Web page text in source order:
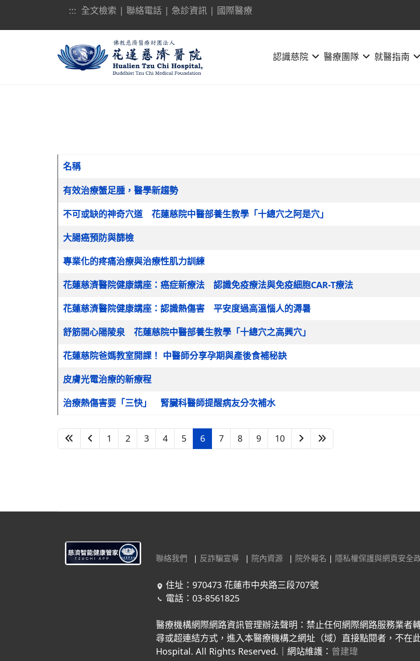
::: 全文檢索 | 聯絡電話| 急診資訊| 國際醫療
認識慈院 醫療團隊 就醫指南
文章列表
名稱
有效治療蟹足腫，醫學新趨勢
不可或缺的神奇穴道 花蓮慈院中醫部養生教學「十總穴之阿是穴」
大腸癌預防與篩檢
專業化的疼痛治療與治療性肌力訓練
花蓮慈濟醫院健康講座：癌症新療法 認識免疫療法與免疫細胞CAR-T療法
花蓮慈濟醫院健康講座：認識熱傷害 平安度過高溫惱人的溽暑
舒筋開心陽陵泉 花蓮慈院中醫部養生教學「十總穴之高興穴」
花蓮慈院爸媽教室開課！ 中醫師分享孕期與產後食補秘訣
皮膚光電治療的新療程
治療熱傷害要「三快」 腎臟科醫師提醒病友分次補水
1 2 3 4 5 6 7 8 9 10
聯絡我們 | 反詐騙宣導 | 院內資源 | 院外報名 | 隱私權保護與網頁安全
住址：970473 花蓮市中央路三段707號
電話：03-8561825
醫療機構網際網路資訊管理辦法聲明：禁止任何網際網路服務業者
尋或超連結方式，進入本醫療機構之網址（域）直接點閱者，不
Hospital. All Rights Reserved.｜網站維護： 曾建瑋